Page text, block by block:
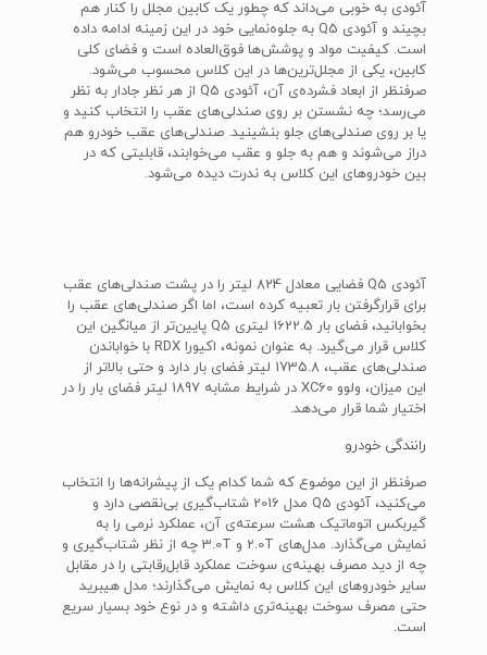
آئودی به خوبی می‌داند که چطور یک کابین مجلل را کنار هم
بچیند و آئودی Q5 به جلوه‌نمایی خود در این زمینه ادامه داده
است. کیفیت مواد و پوشش‌ها فوق‌العاده است و فضای کلی
کابین، یکی از مجلل‌ترین‌ها در این کلاس محسوب می‌شود.
صرفنظر از ابعاد فشرده‌ی آن، آئودی Q5 از هر نظر جادار به نظر
می‌رسد؛ چه نشستن بر روی صندلی‌های عقب را انتخاب کنید و
یا بر روی صندلی‌های جلو بنشینید. صندلی‌های عقب خودرو هم
دراز می‌شوند و هم به جلو و عقب می‌خوابند، قابلیتی که در
بین خودروهای این کلاس به ندرت دیده می‌شود.
آئودی Q5 فضایی معادل 824 لیتر را در پشت صندلی‌های عقب
برای قرارگرفتن بار تعبیه کرده است، اما اگر صندلی‌های عقب را
بخوابانید، فضای بار 1622.5 لیتری Q5 پایین‌تر از میانگین این
کلاس قرار می‌گیرد. به عنوان نمونه، اکیورا RDX با خواباندن
صندلی‌های عقب، 1735.8 لیتر فضای بار دارد و حتی بالاتر از
این میزان، ولوو XC60 در شرایط مشابه 1897 لیتر فضای بار را در
اختیار شما قرار می‌دهد.
رانندگی خودرو
صرفنظر از این موضوع که شما کدام یک از پیشرانه‌ها را انتخاب
می‌کنید، آئودی Q5 مدل 2016 شتاب‌گیری بی‌نقصی دارد و
گیربکس اتوماتیک هشت سرعته‌ی آن، عملکرد نرمی را به
نمایش می‌گذارد. مدل‌های 2.0T و 3.0T چه از نظر شتاب‌گیری و
چه از دید مصرف بهینه‌ی سوخت عملکرد قابل‌رقابتی را در مقابل
سایر خودروهای این کلاس به نمایش می‌گذارند؛ مدل هیبرید
حتی مصرف سوخت بهینه‌تری داشته و در نوع خود بسیار سریع
است.